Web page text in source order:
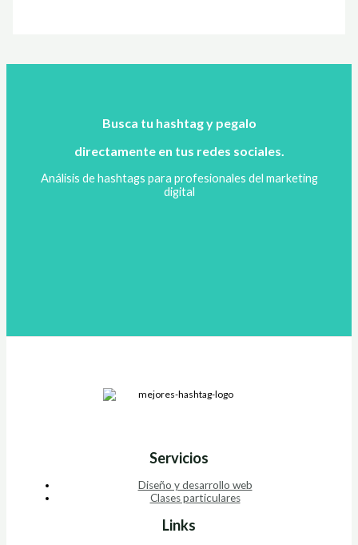
Busca tu hashtag y pegalo
directamente en tus redes sociales.
Análisis de hashtags para profesionales del marketing
digital
Servicios
Diseño y desarrollo web
Clases particulares
Links